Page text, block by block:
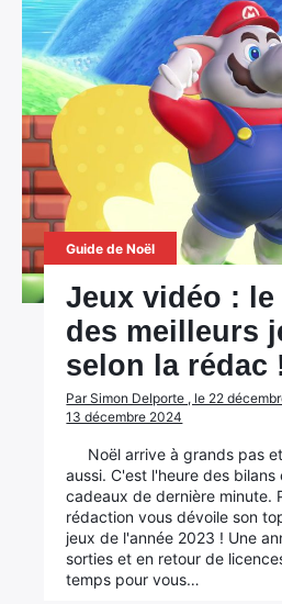
Guide de Noël
Jeux vidéo : le
des meilleurs
selon la rédac
Par Simon Delporte , le 22
13 décembre 2024
Noël arrive à grands pas
aussi. C'est l'heure des bilans
cadeaux de dernière minute.
rédaction vous dévoile son
jeux de l'année 2023 ! Une
sorties et en retour de
temps pour vous…